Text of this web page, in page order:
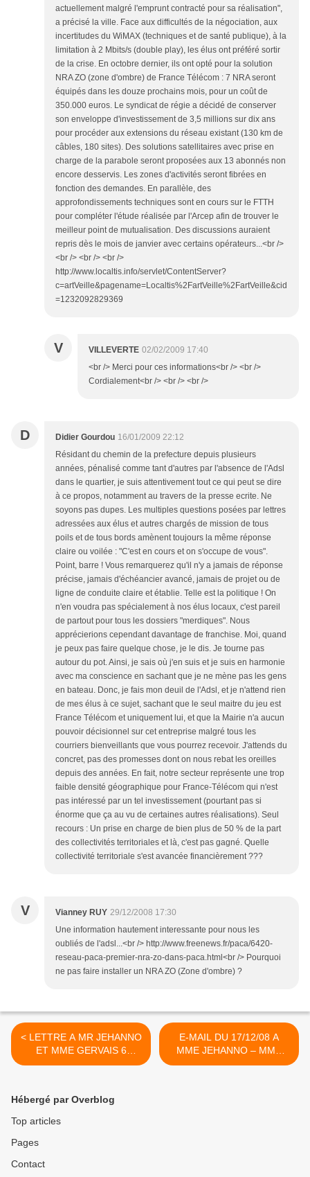
actuellement malgré l'emprunt contracté pour sa réalisation",
a précisé la ville. Face aux difficultés de la négociation, aux
incertitudes du WiMAX (techniques et de santé publique), à la
limitation à 2 Mbits/s (double play), les élus ont préféré sortir
de la crise. En octobre dernier, ils ont opté pour la solution
NRA ZO (zone d'ombre) de France Télécom : 7 NRA seront
équipés dans les douze prochains mois, pour un coût de
350.000 euros. Le syndicat de régie a décidé de conserver
son enveloppe d'investissement de 3,5 millions sur dix ans
pour procéder aux extensions du réseau existant (130 km de
câbles, 180 sites). Des solutions satellitaires avec prise en
charge de la parabole seront proposées aux 13 abonnés non
encore desservis. Les zones d'activités seront fibrées en
fonction des demandes. En parallèle, des
approfondissements techniques sont en cours sur le FTTH
pour compléter l'étude réalisée par l'Arcep afin de trouver le
meilleur point de mutualisation. Des discussions auraient
repris dès le mois de janvier avec certains opérateurs...<br />
<br /> <br /> <br />
http://www.localtis.info/servlet/ContentServer?
c=artVeille&pagename=Localtis%2FartVeille%2FartVeille&cid
=1232092829369
V VILLEVERTE 02/02/2009 17:40
<br /> Merci pour ces informations<br /> <br />
Cordialement<br /> <br /> <br />
D Didier Gourdou 16/01/2009 22:12
Résidant du chemin de la prefecture depuis plusieurs
années, pénalisé comme tant d'autres par l'absence de l'Adsl
dans le quartier, je suis attentivement tout ce qui peut se dire
à ce propos, notamment au travers de la presse ecrite. Ne
soyons pas dupes. Les multiples questions posées par lettres
adressées aux élus et autres chargés de mission de tous
poils et de tous bords amènent toujours la même réponse
claire ou voilée : "C'est en cours et on s'occupe de vous".
Point, barre ! Vous remarquerez qu'il n'y a jamais de réponse
précise, jamais d'échéancier avancé, jamais de projet ou de
ligne de conduite claire et établie. Telle est la politique ! On
n'en voudra pas spécialement à nos élus locaux, c'est pareil
de partout pour tous les dossiers "merdiques". Nous
apprécierions cependant davantage de franchise. Moi, quand
je peux pas faire quelque chose, je le dis. Je tourne pas
autour du pot. Ainsi, je sais où j'en suis et je suis en harmonie
avec ma conscience en sachant que je ne mène pas les gens
en bateau. Donc, je fais mon deuil de l'Adsl, et je n'attend rien
de mes élus à ce sujet, sachant que le seul maitre du jeu est
France Télécom et uniquement lui, et que la Mairie n'a aucun
pouvoir décisionnel sur cet entreprise malgré tous les
courriers bienveillants que vous pourrez recevoir. J'attends du
concret, pas des promesses dont on nous rebat les oreilles
depuis des années. En fait, notre secteur représente une trop
faible densité géographique pour France-Télécom qui n'est
pas intéressé par un tel investissement (pourtant pas si
énorme que ça au vu de certaines autres réalisations). Seul
recours : Un prise en charge de bien plus de 50 % de la part
des collectivités territoriales et là, c'est pas gagné. Quelle
collectivité territoriale s'est avancée financièrement ???
V Vianney RUY 29/12/2008 17:30
Une information hautement interessante pour nous les
oubliés de l'adsl...<br /> http://www.freenews.fr/paca/6420-
reseau-paca-premier-nra-zo-dans-paca.html<br /> Pourquoi
ne pas faire installer un NRA ZO (Zone d'ombre) ?
< LETTRE A MR JEHANNO
ET MME GERVAIS 6
DECEMBRE 2008
E-MAIL DU 17/12/08 A
MME JEHANNO – MME
GERVIAS – MR
Hébergé par Overblog
Top articles
Pages
Contact